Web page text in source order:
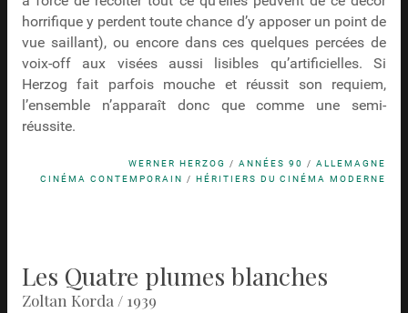
horrifique y perdent toute chance d’y apposer un point de
vue saillant), ou encore dans ces quelques percées de
voix-off aux visées aussi lisibles qu’artificielles. Si
Herzog fait parfois mouche et réussit son requiem,
l’ensemble n’apparaît donc que comme une semi-
réussite.
WERNER HERZOG /ANNÉES 90 /ALLEMAGNE
CINÉMA CONTEMPORAIN /HÉRITIERS DU CINÉMA MODERNE
Les Quatre plumes blanches
Zoltan Korda / 1939